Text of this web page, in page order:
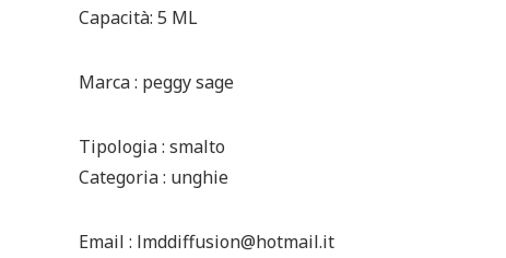
Capacità: 5 ML
Marca : peggy sage
Tipologia : smalto
Categoria : unghie
Email : lmddiffusion@hotmail.it